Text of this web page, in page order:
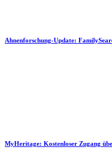
Ahnenforschung-Update:
MyHeritage: Kostenloser Zugang